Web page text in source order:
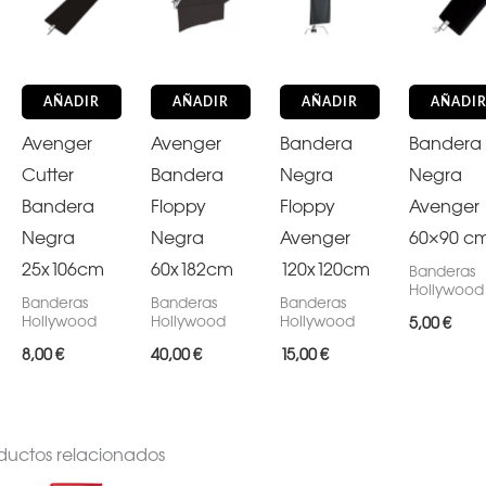
AÑADIR
Avenger
Cutter
Bandera
Negra
25x106cm
Banderas
Hollywood
8,00€
AÑADIR
Avenger
Bandera
Floppy
Negra
60x182cm
Banderas
Hollywood
40,00€
AÑADIR
Bandera
Negra
Floppy
Avenger
120x120cm
Banderas
Hollywood
15,00€
AÑADIR
Bandera
Negra
Avenger
60×90
Banderas
Hollywood
5,00€
relacionados